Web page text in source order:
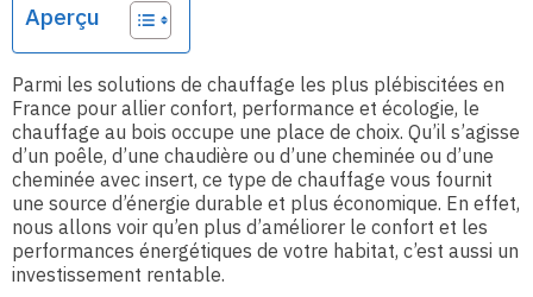
Aperçu
Parmi les solutions de chauffage les plus plébiscitées en
France pour allier confort, performance et écologie, le
chauffage au bois occupe une place de choix. Qu’il s’agisse
d’un poêle, d’une chaudière ou d’une cheminée ou d’une
cheminée avec insert, ce type de chauffage vous fournit
une source d’énergie durable et plus économique. En effet,
nous allons voir qu’en plus d’améliorer le confort et les
performances énergétiques de votre habitat, c’est aussi un
investissement rentable.